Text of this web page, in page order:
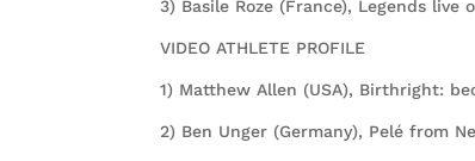
3) Basile Roze (France), Legends
VIDEO ATHLETE PROFILE
1) Matthew Allen (USA), Birthright:
2) Ben Unger (Germany), Pelé from